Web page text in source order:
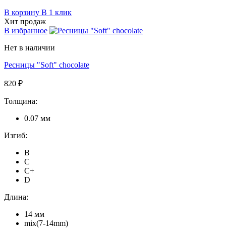
В корзину В 1 клик
Хит продаж
В избранное
Нет в наличии
Ресницы "Soft" chocolate
820 ₽
Толщина:
0.07 мм
Изгиб:
B
C
C+
D
Длина:
14 мм
mix(7-14mm)